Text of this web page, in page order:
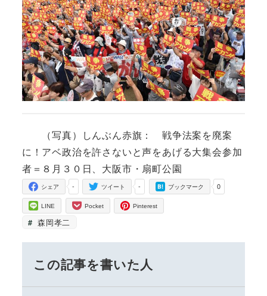
（写真）しんぶん赤旗： 戦争法案を廃案
に！アベ政治を許さないと声をあげる大集会参加
者＝８月３０日、大阪市・扇町公園
-
シェア -
ツイート 0
ブックマーク
LINE Pocket Pinterest
森岡孝二
この記事を書いた人